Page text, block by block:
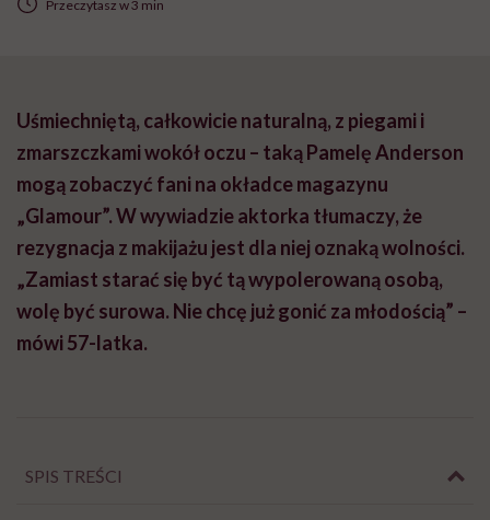
Przeczytasz w 3 min
Uśmiechniętą, całkowicie naturalną, z piegami i
zmarszczkami wokół oczu – taką Pamelę Anderson
mogą zobaczyć fani na okładce magazynu
„Glamour”. W wywiadzie aktorka tłumaczy, że
rezygnacja z makijażu jest dla niej oznaką wolności.
„Zamiast starać się być tą wypolerowaną osobą,
wolę być surowa. Nie chcę już gonić za młodością” –
mówi 57-latka.
SPIS TREŚCI